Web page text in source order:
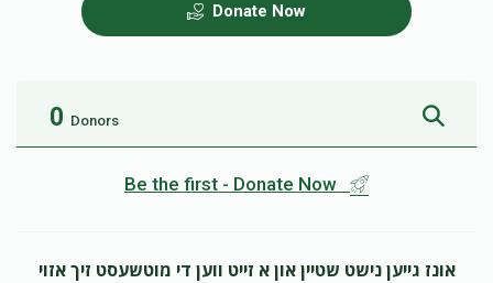
Donate Now
0 Donors
Be the first - Donate Now
אונז גייען נישט שטיין און א זייט ווען די מוטשעסט זיך אזוי